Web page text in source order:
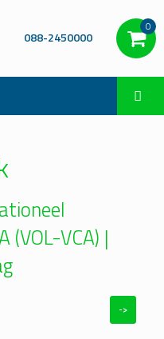
088-2450000
0
(VOL-VCA) |
->